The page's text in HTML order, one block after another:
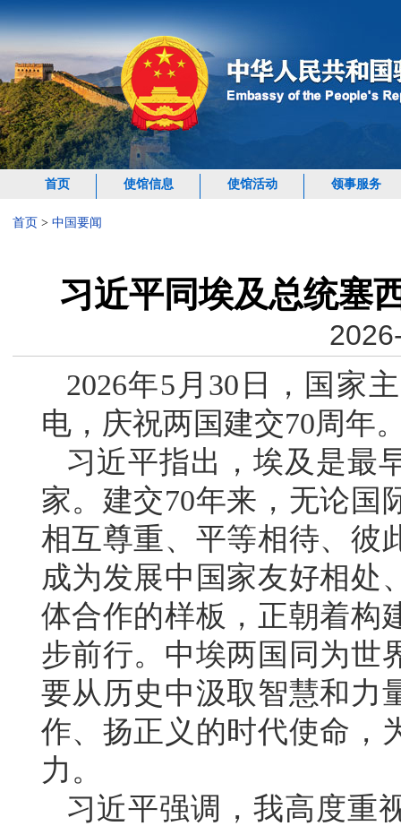
首页 使馆信息 使馆活动 领事服务
首页 > 中国要闻
习近平同埃及总统塞
2026年5月30日，国家
电，庆祝两国建交70周年
习近平指出，埃及是最
家。建交70年来，无论国
相互尊重、平等相待、彼
成为发展中国家友好相处
体合作的样板，正朝着构
步前行。中埃两国同为世
要从历史中汲取智慧和力
作、扬正义的时代使命，
力。
习近平强调，我高度重